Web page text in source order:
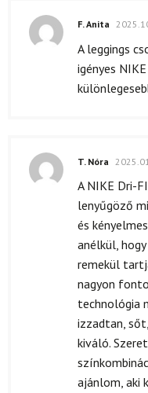
F. Anita
A leggings
igényes
T. Nóra
A NIKE Dri-
lenyűgöző
és
anélkül,
remekül
nagyon
technológia
izzadtan,
kiváló.
ajánlom, aki